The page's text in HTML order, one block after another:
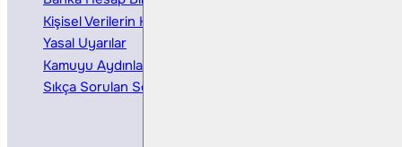
Kişisel Verilerin Korunması
Yasal Uyarılar
Kamuyu Aydınlatma
Sıkça Sorulan Sorular